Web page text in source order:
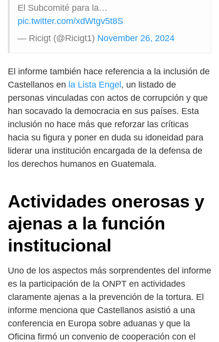
El Subcomité para la…
pic.twitter.com/xdWtgv5t8S
— Ricigt (@Ricigt1) November 26, 2024
El informe también hace referencia a la inclusión de
Castellanos en la Lista Engel, un listado de
personas vinculadas con actos de corrupción y que
han socavado la democracia en sus países. Esta
inclusión no hace más que reforzar las críticas
hacia su figura y poner en duda su idoneidad para
liderar una institución encargada de la defensa de
los derechos humanos en Guatemala.
Actividades onerosas y
ajenas a la función
institucional
Uno de los aspectos más sorprendentes del informe
es la participación de la ONPT en actividades
claramente ajenas a la prevención de la tortura. El
informe menciona que Castellanos asistió a una
conferencia en Europa sobre aduanas y que la
Oficina firmó un convenio de cooperación con el